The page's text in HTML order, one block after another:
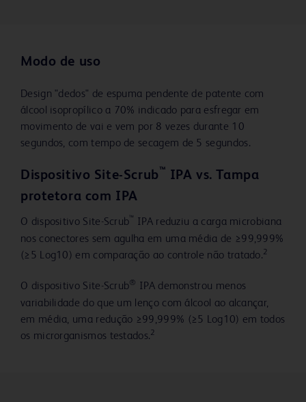
Modo de uso
Design "dedos" de espuma pendente de patente com
álcool isopropílico a 70% indicado para esfregar em
movimento de vai e vem por 8 vezes durante 10
segundos, com tempo de secagem de 5 segundos.
Dispositivo Site-Scrub ™ IPA vs. Tampa
protetora com IPA
O dispositivo Site-Scrub™ IPA reduziu a carga microbiana
nos conectores sem agulha em uma média de ≥99,999%
(≥5 Log10) em comparação ao controle não tratado.2
O dispositivo Site-Scrub® IPA demonstrou menos
variabilidade do que um lenço com álcool ao alcançar,
em média, uma redução ≥99,999% (≥5 Log10) em todos
os microrganismos testados.2